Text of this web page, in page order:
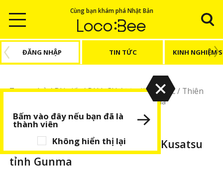
Cùng bạn khám phá Nhật Bản
ĐĂNG NHẬP TIN TỨC KINH NGHIỆM
Trang chủ/Bài viết/DU LỊCH/Địa điểm khác/ Thiên
đường onsen: thị trấn Kusatsu tỉnh Gunma
DU LỊCH Địa điểm khác BÀI VIẾT NỔI BẬT
Thiên đường onsen: thị trấn Kusatsu
tỉnh Gunma
Không hiển thị lại
Bấm vào đây nếu bạn đã là
thành viên